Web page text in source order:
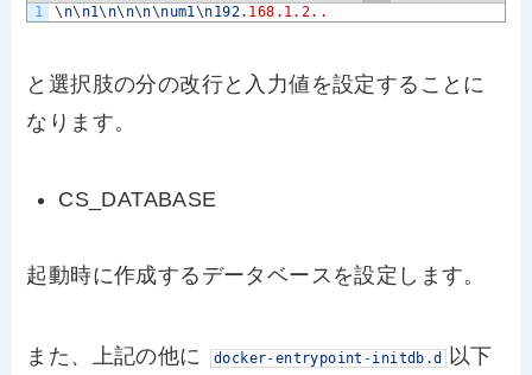
1 \ n\ n1\ n\ n\n\num1\n192. 168.1.2..
と選択肢の分の改行と入力値を設定することに
なります。
CS_DATABASE
起動時に作成するデータベースを設定します。
また、上記の他に docker-entrypoint -initdb .d
以下